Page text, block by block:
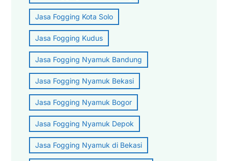
Jasa Fogging Kota Solo
Jasa Fogging Kudus
Jasa Fogging Nyamuk Bandung
Jasa Fogging Nyamuk Bekasi
Jasa Fogging Nyamuk Bogor
Jasa Fogging Nyamuk Depok
Jasa Fogging Nyamuk di Bekasi